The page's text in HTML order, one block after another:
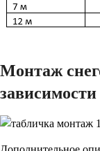
Монтаж
зависимости